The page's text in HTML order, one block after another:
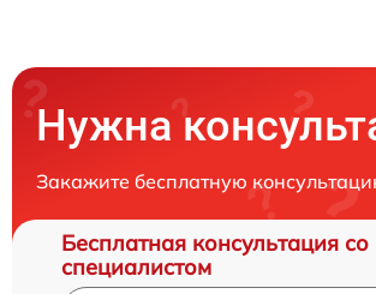
Нужна
Закажите бесплатную
Бесплатная консультация со
специалистом